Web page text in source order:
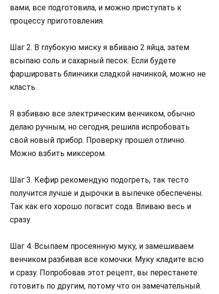
вами, все подготовила, и можно приступать к
процессу приготовления.
Шаг 2. В глубокую миску я вбиваю 2 яйца, затем
всыпаю соль и сахарный песок. Если будете
фаршировать блинчики сладкой начинкой, можно не
класть.
Я взбиваю все электрическим венчиком, обычно
делаю ручным, но сегодня, решила испробовать
свой новый прибор. Проверку прошел отлично.
Можно взбить миксером.
Шаг 3. Кефир рекомендую подогреть, так тесто
получится лучше и дырочки в выпечке обеспечены.
Так как его хорошо погасит сода. Вливаю весь и
сразу.
Шаг 4. Всыпаем просеянную муку, и замешиваем
венчиком разбивая все комочки. Муку кладите всю
и сразу. Попробовав этот рецепт, вы перестанете
готовить по другим, потому что он замечательный.